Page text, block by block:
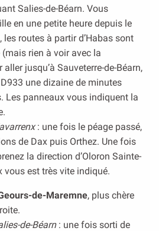
Salies-de-Béarn. Vous
en une petite heure depuis le
les routes à partir d’Habas sont
rien à voir avec la
jusqu’à Sauveterre-de-Béarn,
une dizaine de minutes
Les panneaux vous indiquent la
: une fois le péage passé,
de Dax puis Orthez. Une fois
la direction d’Oloron Sainte-
vous est très vite indiqué.
de-Maremne, plus chère
de-Béarn: une fois sorti de